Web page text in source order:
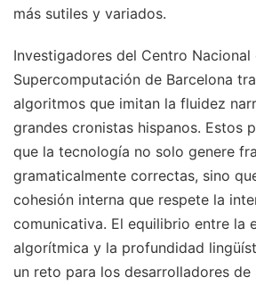
más sutiles y variados.
Investigadores del Centro Nacional
Supercomputación de Barcelona
algoritmos que imitan la fluidez
grandes cronistas hispanos. Estos
que la tecnología no solo genere
gramaticalmente correctas, sino
cohesión interna que respete la
comunicativa. El equilibrio entre la
algorítmica y la profundidad
un reto para los desarrolladores